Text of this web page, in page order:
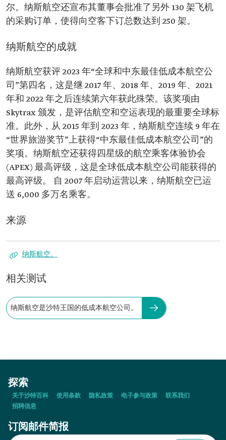
尔。纳斯航空还宣布其董事会批准了另外 130 架飞机
的采购订单，使得向空客下订总数达到 250 架。
纳斯航空的成就
纳斯航空获评 2023 年“全球和中东最佳低成本航空公
司”第四名，这是继 2017 年、2018 年、2019 年、2021
年和 2022 年之后连续第六年获此殊荣。该奖项由
Skytrax 颁发，是评估航空和空运表现的最重要全球标
准。此外，从 2015 年到 2023 年，纳斯航空连续 9 年在
“世界旅游奖节”上获得“中东最佳低成本航空公司”的
奖项。纳斯航空还获得四星级的航空乘客体验协会
(APEX) 最高评级，这是全球低成本航空公司能获得的
最高评级。 自 2007 年启动运营以来，纳斯航空已运
送 6,000 多万名乘客。
来源
纳斯航空。
相关测试
纳斯航空是沙特王国的低成本航空公司。
探索
关于沙特百科 使用条款 隐私政策 电子参与政策
联系我们
招聘信息
订阅邮件简报